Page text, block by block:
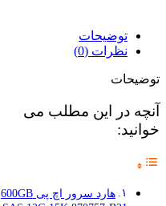
توضیحات
نظرات (0)
توضیحات
آنچه در این مطلب می
خوانید:
هارد سرور اچ پی 600GB